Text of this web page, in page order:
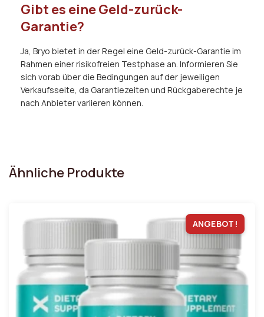
Gibt es eine Geld-zurück-
Garantie?
Ja, Bryo bietet in der Regel eine Geld-zurück-Garantie im
Rahmen einer risikofreien Testphase an. Informieren Sie
sich vorab über die Bedingungen auf der jeweiligen
Verkaufsseite, da Garantiezeiten und Rückgaberechte je
nach Anbieter variieren können.
Ähnliche Produkte
ANGEBOT!